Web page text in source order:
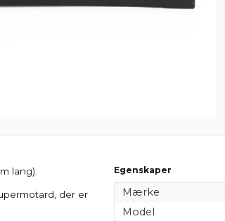
lang).
der er
Egenskaper
Mærke
Model